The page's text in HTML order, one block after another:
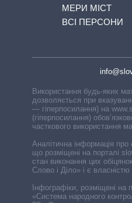
МЕРИ МІСТ
ВСІ ПЕРСОНИ
Використання будь-яких
дозволяється при
— гіперпосилання) на
(гіперпосилання)
часткового використання
Аналітична інформація про
що розміщені на порталі
стан виконання цих
Слово і Діло» і є
Інфографіки, розміщені на
«Система народного